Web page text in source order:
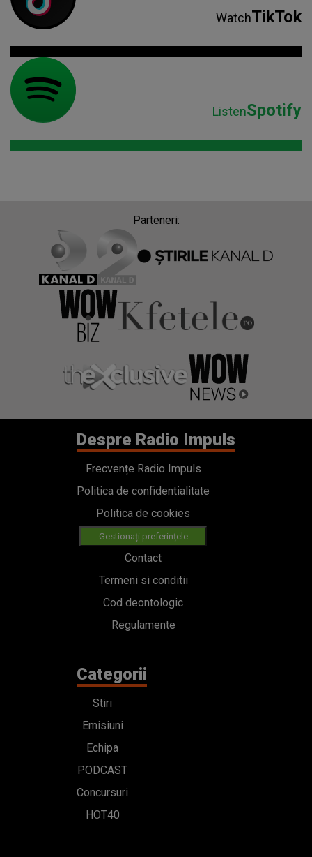
WatchTikTok
ListenSpotify
Parteneri:
Despre Radio Impuls
Frecvențe Radio Impuls
Politica de confidentialitate
Politica de cookies
Gestionați preferințele
Contact
Termeni si conditii
Cod deontologic
Regulamente
Categorii
Stiri
Emisiuni
Echipa
PODCAST
Concursuri
HOT40